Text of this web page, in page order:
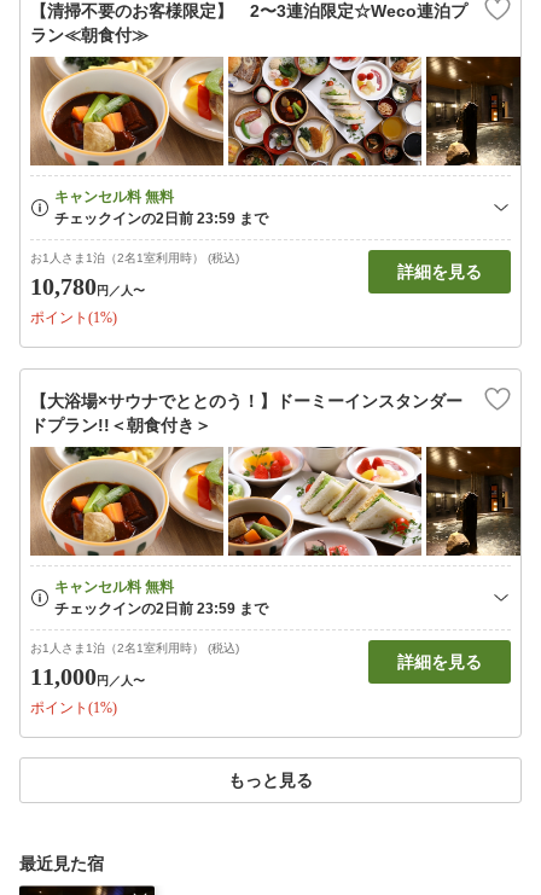
【清掃不要のお客様限定】 2〜3連泊限定☆Weco連泊プ
ラン≪朝食付≫
お1人さま1泊（2名1室利用時） (税込)
10,780円 ／人〜
ポイント(1%)
詳細を見る
【大浴場×サウナでととのう！】ドーミーインスタンダー
ドプラン!!＜朝食付き＞
お1人さま1泊（2名1室利用時） (税込)
11,000円 ／人〜
ポイント(1%)
詳細を見る
もっと見る
最近見た宿